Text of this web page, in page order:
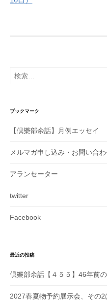
ゲ
検
索:
ブックマーク
【倶樂部余話】月例エッセイ
メルマガ申し込み・お問い合
アランセーター
twitter
Facebook
最近の投稿
倶樂部余話【４５５】46年前
2027春夏物予約展示会、その